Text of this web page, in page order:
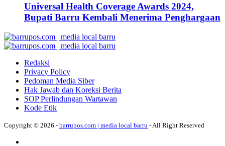
Universal Health Coverage Awards 2024,
Bupati Barru Kembali Menerima Penghargaan
Redaksi
Privacy Policy
Pedoman Media Siber
Hak Jawab dan Koreksi Berita
SOP Perlindungan Wartawan
Kode Etik
Copyright © 2026 - barrupos.com | media local barru - All Right Reserved